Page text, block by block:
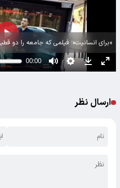
«برای انسانیت»؛ فیلمی که جامعه را دو
ارسال نظر